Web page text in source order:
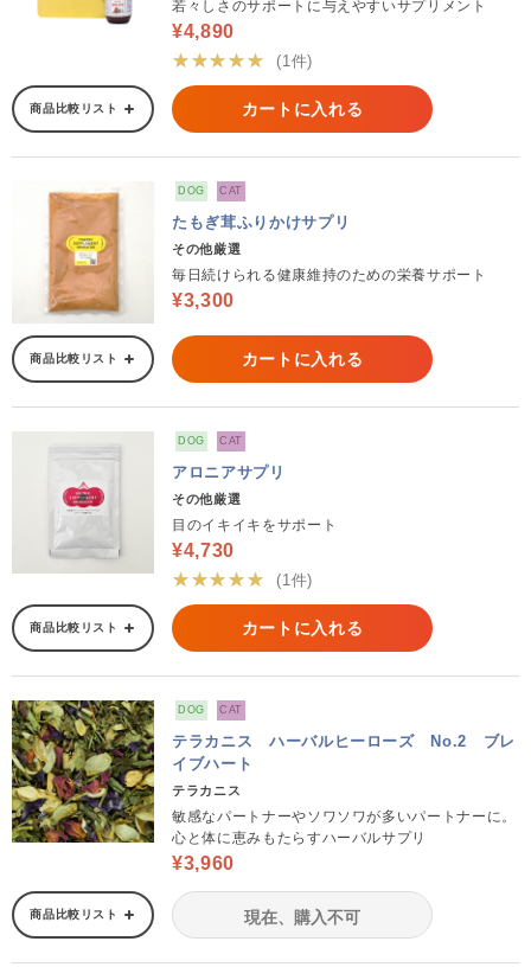
若々しさのサポートに与えやすいサプリメント
¥4,890
★★★★★
(1件)
商品比較リスト カートに入れる
DOG CAT
たもぎ茸ふりかけサプリ
その他厳選
毎日続けられる健康維持のための栄養サポート
¥3,300
商品比較リスト カートに入れる
DOG CAT
アロニアサプリ
その他厳選
目のイキイキをサポート
¥4,730
★★★★★
(1件)
商品比較リスト カートに入れる
DOG CAT
テラカニス ハーバルヒーローズ No.2 ブレ
イブハート
テラカニス
敏感なパートナーやソワソワが多いパートナーに。
心と体に恵みもたらすハーバルサプリ
¥3,960
商品比較リスト 現在、購入不可